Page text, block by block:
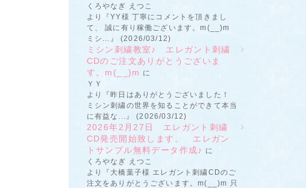
くろやなぎ えつこ
より『YY様 丁寧にコメントを頂きまし
て、 誠に有り稼働ございます。m(__)m
ミシ...』 (2026/03/12)
ミシン刺繍教室♪ エレガント刺繍
CDのご注文ありがとうございま
す。m(__)m に
ＹＹ
より『昨日はありがとうございました！
ミシン刺繍の世界を知ることができて本当
に有益な...』 (2026/03/12)
2026年2月27日 エレガント刺繍
CD発売開始致します。 エレガン
トサンプル無料データ作成♪ に
くろやなぎ えつこ
より『大橋葉子様 エレガント刺繍CDのご
注文をありがとうございます。m(__)m 只